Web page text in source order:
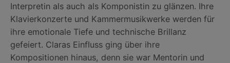
Interpretin als auch als Komponistin zu glänzen. Ihre
Klavierkonzerte und Kammermusikwerke werden für
ihre emotionale Tiefe und technische Brillanz
gefeiert. Claras Einfluss ging über ihre
Kompositionen hinaus, denn sie war Mentorin und